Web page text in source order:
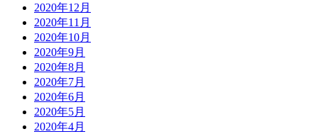
2020年12月
2020年11月
2020年10月
2020年9月
2020年8月
2020年7月
2020年6月
2020年5月
2020年4月